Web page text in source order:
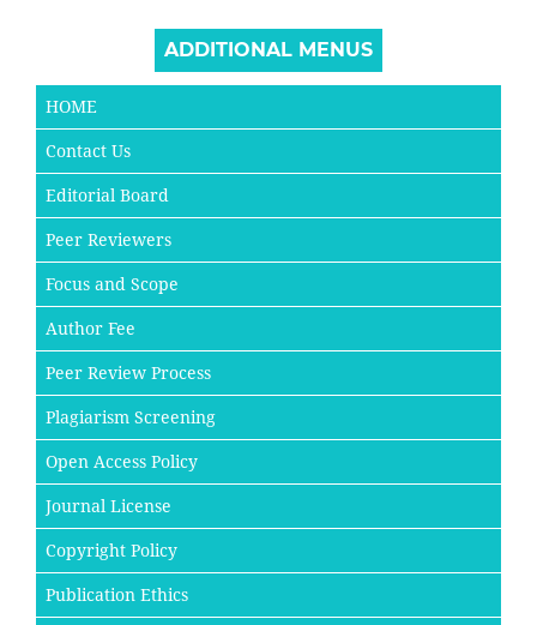
ADDITIONAL MENUS
HOME
Contact Us
Editorial Board
Peer Reviewers
Focus and Scope
Author Fee
Peer Review Process
Plagiarism Screening
Open Access Policy
Journal License
Copyright Policy
Publication Ethics